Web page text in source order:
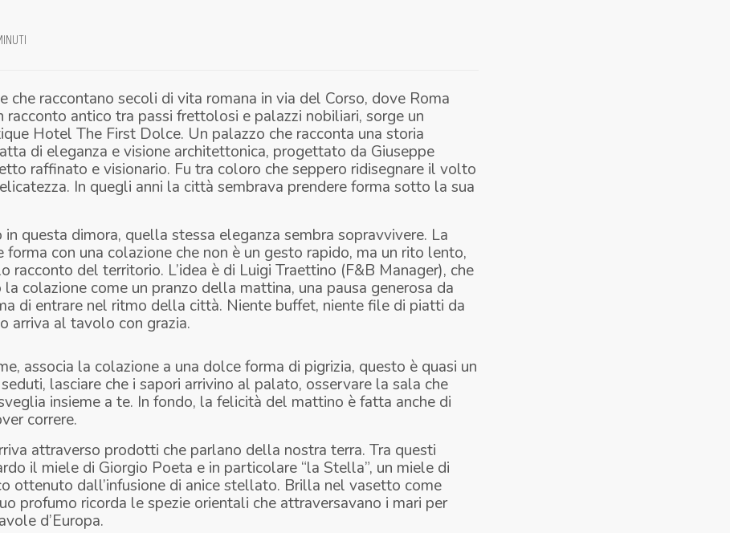
che raccontano secoli di vita romana in via del Corso, dove Roma
racconto antico tra passi frettolosi e palazzi nobiliari, sorge un
Hotel The First Dolce. Un palazzo che racconta una storia
di eleganza e visione architettonica, progettato da Giuseppe
raffinato e visionario. Fu tra coloro che seppero ridisegnare il volto
In quegli anni la città sembrava prendere forma sotto la sua
in questa dimora, quella stessa eleganza sembra sopravvivere. La
forma con una colazione che non è un gesto rapido, ma un rito lento,
racconto del territorio. L’idea è di Luigi Traettino (F&B Manager), che
colazione come un pranzo della mattina, una pausa generosa da
di entrare nel ritmo della città. Niente buffet, niente file di piatti da
arriva al tavolo con grazia.
associa la colazione a una dolce forma di pigrizia, questo è quasi un
lasciare che i sapori arrivino al palato, osservare la sala che
insieme a te. In fondo, la felicità del mattino è fatta anche di
correre.
attraverso prodotti che parlano della nostra terra. Tra questi
il miele di Giorgio Poeta e in particolare “la Stella”, un miele di
ottenuto dall’infusione di anice stellato. Brilla nel vasetto come
profumo ricorda le spezie orientali che attraversavano i mari per
d’Europa.